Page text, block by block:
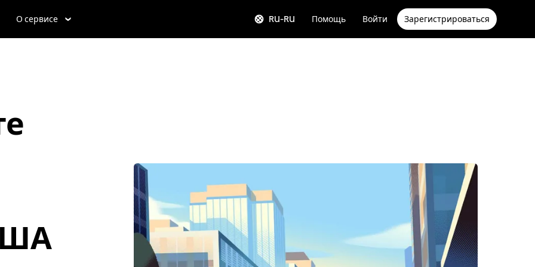
О сервисе RU-RU Помощь Войти Зарегистрироваться